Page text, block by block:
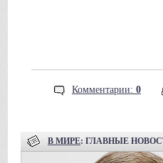
Комментарии: 0
В МИРЕ: ГЛАВНЫЕ